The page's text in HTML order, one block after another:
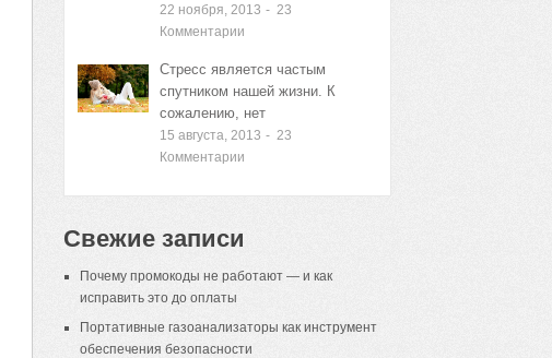
22 ноября, 2013 - 23
Комментарии
Стресс является частым
спутником нашей жизни. К
сожалению, нет
15 августа, 2013 - 23
Комментарии
Свежие записи
Почему промокоды не работают — и как
исправить это до оплаты
Портативные газоанализаторы как инструмент
обеспечения безопасности